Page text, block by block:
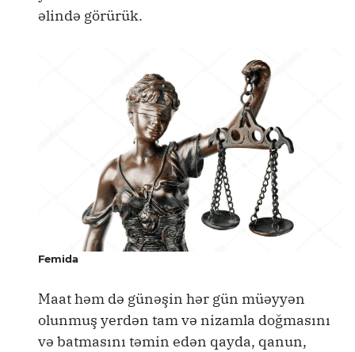
əlində görürük.
Femida
Maat həm də günəşin hər gün müəyyən
olunmuş yerdən tam və nizamla doğmasını
və batmasını təmin edən qayda, qanun,